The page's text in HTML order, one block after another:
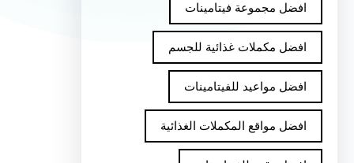
افضل مجموعة فيتامينات
افضل مكملات غذائية للجسم
افضل مواعيد للفيتامينات
افضل مواقع المكملات الغذائية